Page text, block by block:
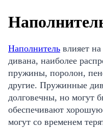
Наполнитель влияет
дивана, наиболее
пружины, поролон,
другие. Пружинные
долговечны, но могут
обеспечивают хорошую
могут со временем